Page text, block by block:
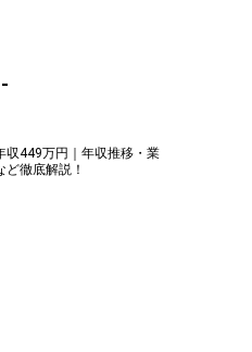
収449万円｜年収推移・業
徹底解説！